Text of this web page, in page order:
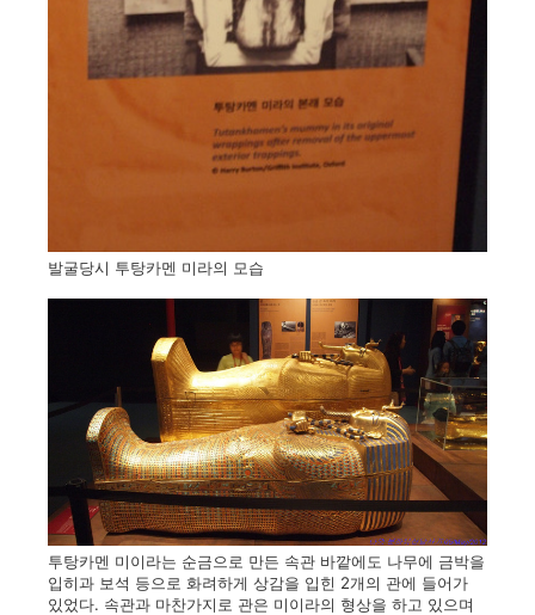
발굴당시 투탕카멘 미라의 모습
투탕카멘 미이라는 순금으로 만든 속관 바깥에도 나무에 금박을
입히과 보석 등으로 화려하게 상감을 입힌 2개의 관에 들어가
있었다. 속관과 마찬가지로 관은 미이라의 형상을 하고 있으며